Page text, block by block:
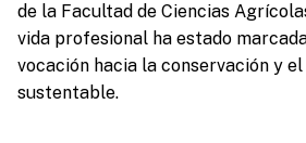
de la Facultad de Ciencias
vida profesional ha estado
vocación hacia la conservación y
sustentable.